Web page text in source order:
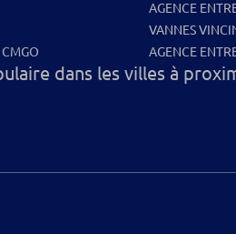
AGENCE
VANNES
AGENCE
dans les villes à